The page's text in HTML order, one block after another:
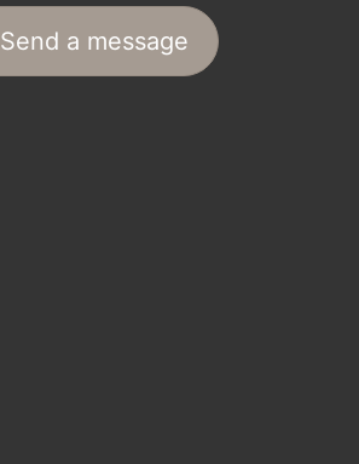
Send a message